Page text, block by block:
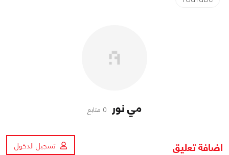
مي نور 0 متابع
اضافة تعليق تسجيل الدخول